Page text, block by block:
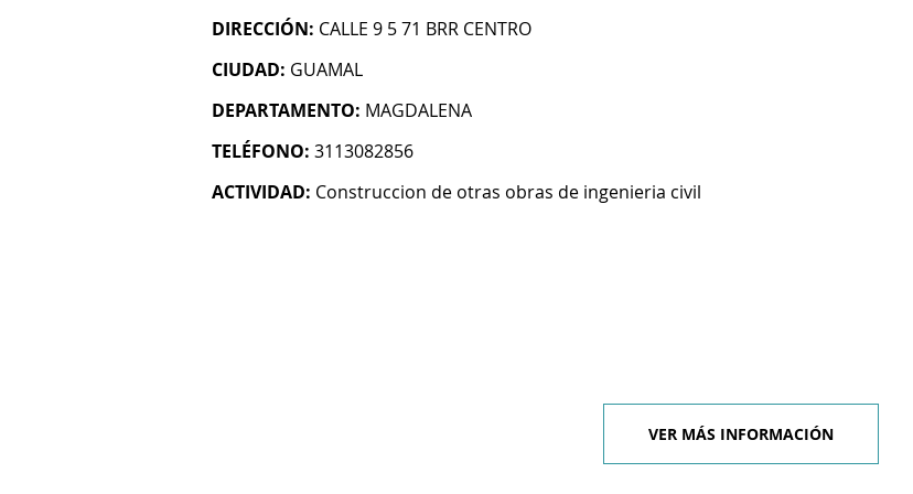
DIRECCIÓN: CALLE 9 5 71 BRR CENTRO
CIUDAD: GUAMAL
DEPARTAMENTO: MAGDALENA
TELÉFONO: 3113082856
ACTIVIDAD: Construccion de otras obras de ingenieria civil
VER MÁS INFORMACIÓN